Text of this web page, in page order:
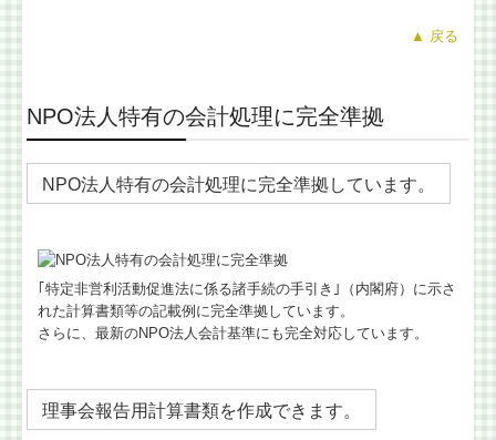
税務に関するＱ＆Ａ
税務カレンダー
問い合わせ
▲ 戻る
NPO法人特有の会計処理に完全準拠
NPO法人特有の会計処理に完全準拠しています。
｢特定非営利活動促進法に係る諸手続の手引き｣（内閣府）に示さ
れた計算書類等の記載例に完全準拠しています。
さらに、最新のNPO法人会計基準にも完全対応しています。
理事会報告用計算書類を作成できます。